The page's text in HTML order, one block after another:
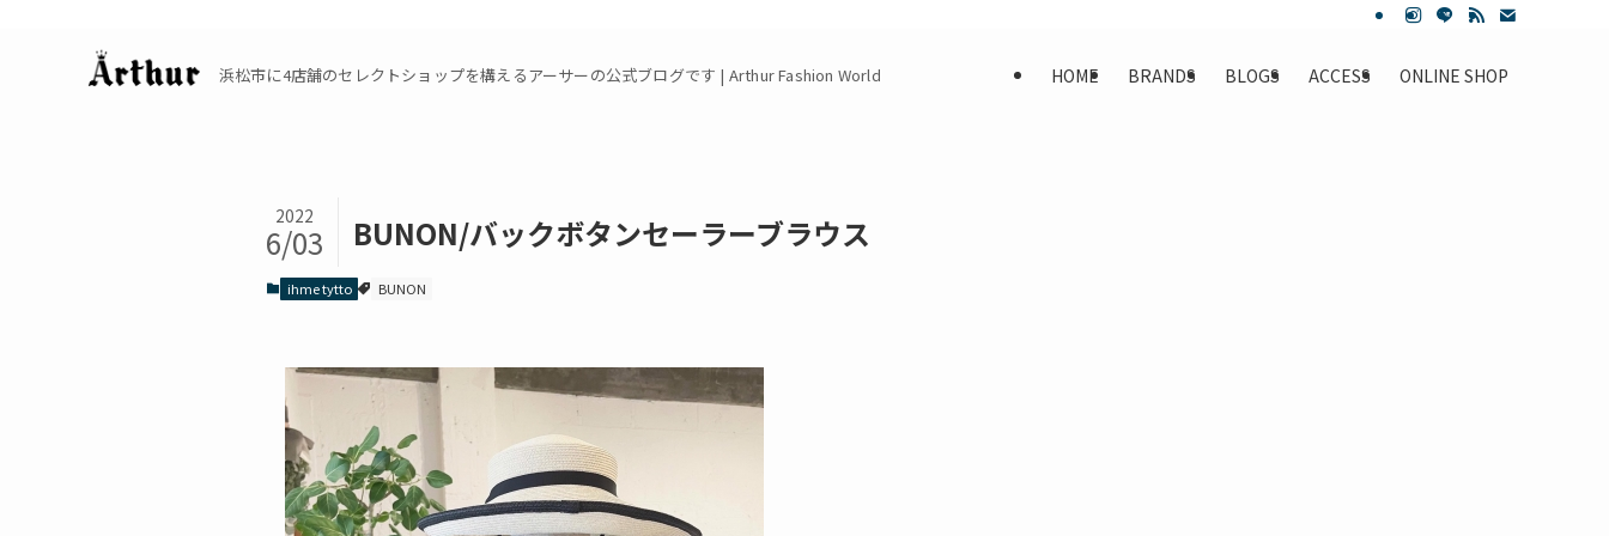
浜松市に4店舗のセレクトショップを構えるアーサーの公式ブログです | Arthur Fashion World HOME BRANDS BLOGS ACCESS ONLINE SHOP
BUNON/バックボタンセーラーブラウス
2022
6/03
ihme tytto BUNON